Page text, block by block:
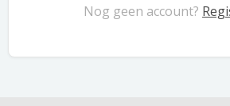
Nog geen account?